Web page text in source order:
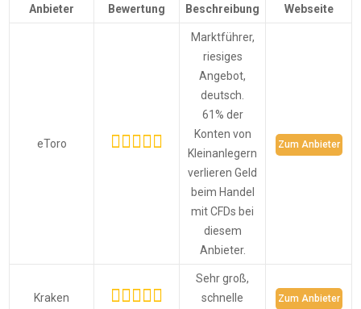
Anbieter Bewertung Beschreibung Webseite
eToro
Marktführer,
riesiges
Angebot,
deutsch.
61% der
Konten von
Kleinanlegern
verlieren Geld
beim Handel
mit CFDs bei
diesem
Anbieter.
Zum Anbieter
Kraken
Sehr groß,
schnelle
Zum Anbieter